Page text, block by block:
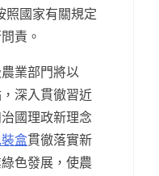
照國家有關規定
責。
業部門將以
深入貫徹習近
國理政新理念
盒貫徹落實新
色發展，使農